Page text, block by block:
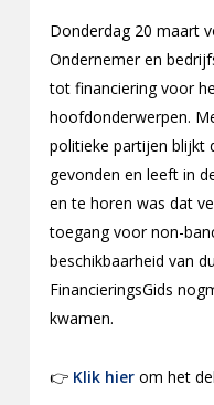
Donderdag 20 maart
Ondernemer en
tot financiering voor
hoofdonderwerpen.
politieke partijen blijkt
gevonden en leeft in
en te horen was dat
toegang voor non-
beschikbaarheid van
FinancieringsGids
kwamen.
👉 Klik hier om het